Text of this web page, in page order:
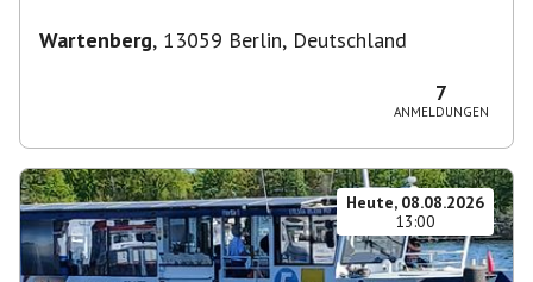
Wartenberg, 13059 Berlin, Deutschland
7
ANMELDUNGEN
Heute, 08.08.2026
13:00